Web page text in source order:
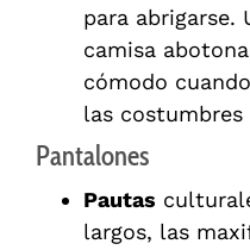
para abrigarse.
camisa
cómodo
las costumbres
Pantalones
Pautas
largos, las